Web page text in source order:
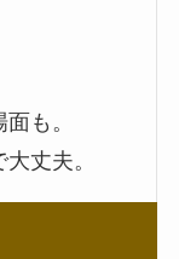
も。
丈夫。